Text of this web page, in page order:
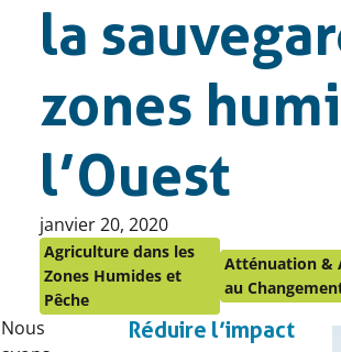
la
zones
l’Ouest
Publié
le
janvier 20, 2020
Agriculture dans les
Zones Humides et
Pêche
Atténuation &
au
Nous
Réduire l’impact